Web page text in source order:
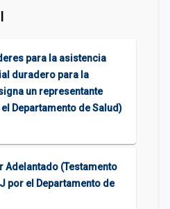
para la asistencia
duradero para la
un representante
Departamento de Salud)
Adelantado (Testamento
por el Departamento de